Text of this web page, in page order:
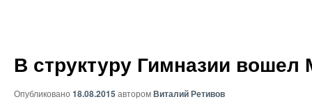
В структуру Гимназии
Опубликовано 18.08.2015 авторомВиталий Ретивов